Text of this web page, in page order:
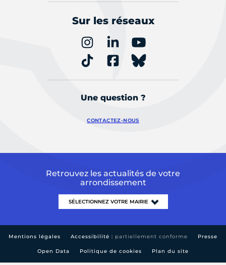
Sur les réseaux
Une question ?
CONTACTEZ-NOUS
Retrouvez les actualités de votre
arrondissement
Mentions légales Accessibilité : partiellement conforme Presse
Open Data Politique de cookies Plan du site